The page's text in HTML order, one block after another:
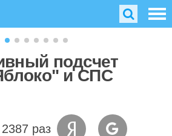
подсчет
и СПС
раз